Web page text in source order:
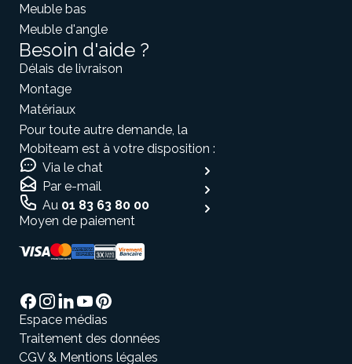
Meuble bas
Meuble d'angle
Besoin d'aide ?
Délais de livraison
Montage
Matériaux
Pour toute autre demande, la
Mobiteam est à votre disposition :
Via le chat
Par e-mail
Au 01 83 63 80 00
Moyen de paiement
Espace médias
Traitement des données
CGV & Mentions légales